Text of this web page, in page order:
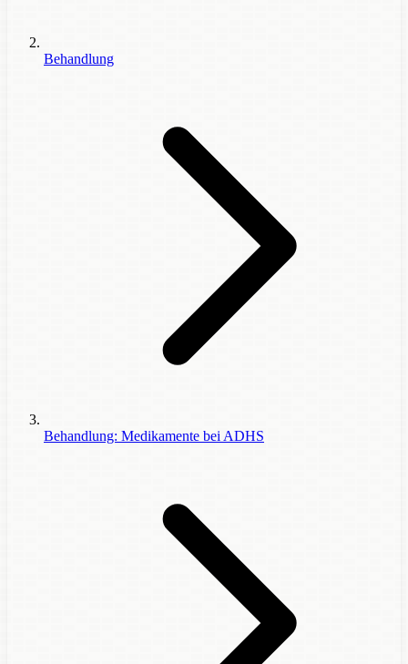
Behandlung
Behandlung: Medikamente bei ADHS